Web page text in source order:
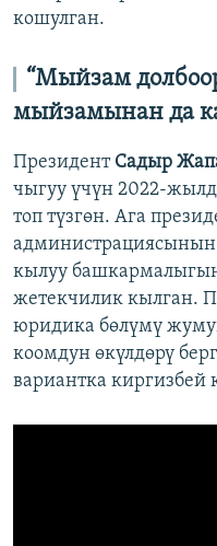
кошулган.
“Мыйзам
мыйзамынан да
ПрезидентСадыр
чыгуу үчүн 2022-
топ түзгөн. Ага
администрациясынын
кылуу
жетекчилик кылган.
юридика бөлүмү
коомдун өкүлдөрү
вариантка киргизбей